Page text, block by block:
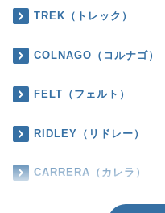
TREK（トレック）
COLNAGO（コルナゴ）
FELT（フェルト）
RIDLEY（リドレー）
CARRERA（カレラ）